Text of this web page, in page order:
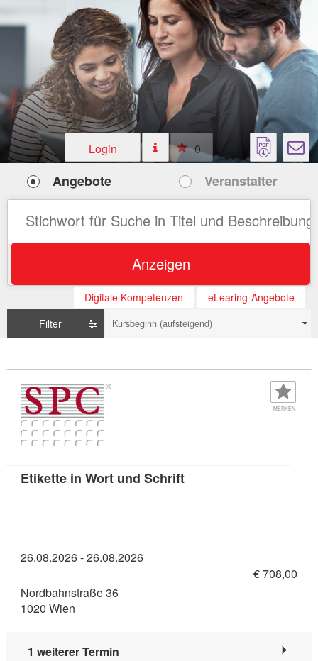
Login 0
Angebote Veranstalter
Anzeigen
Digitale Kompetenzen
eLearing-Angebote
Filter
Kursbeginn (aufsteigend)
MERKEN
Etikette in Wort und SchriftKursdetail: Etikette in
26.08.2026 - 26.08.2026
€ 708,00
Nordbahnstraße 36
1020 Wien
1 weiterer Termin